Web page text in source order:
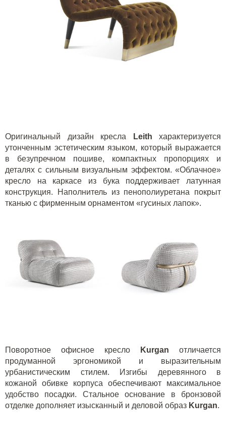
Оригинальный дизайн кресла Leith характеризуется
утонченным эстетическим языком, который выражается
в безупречном пошиве, компактных пропорциях и
деталях с сильным визуальным эффектом. «Облачное»
кресло на каркасе из бука поддерживает латунная
конструкция. Наполнитель из пенополиуретана покрыт
тканью с фирменным орнаментом «гусиных лапок».
Поворотное офисное кресло Kurgan отличается
продуманной эргономикой и выразительным
урбанистическим стилем. Изгибы деревянного в
кожаной обивке корпуса обеспечивают максимальное
удобство посадки. Стальное основание в бронзовой
отделке дополняет изысканный и деловой образ Kurgan.